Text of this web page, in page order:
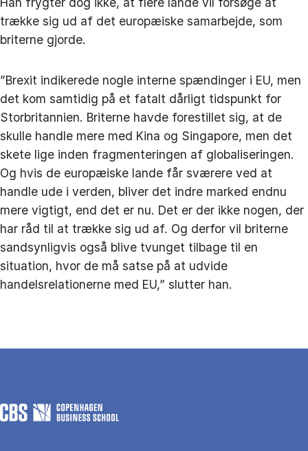
trække sig ud af det europæiske samarbejde, som
briterne gjorde.
”Brexit indikerede nogle interne spændinger i EU, men
det kom samtidig på et fatalt dårligt tidspunkt for
Storbritannien. Briterne havde forestillet sig, at de
skulle handle mere med Kina og Singapore, men det
skete lige inden fragmenteringen af globaliseringen.
Og hvis de europæiske lande får sværere ved at
handle ude i verden, bliver det indre marked endnu
mere vigtigt, end det er nu. Det er der ikke nogen, der
har råd til at trække sig ud af. Og derfor vil briterne
sandsynligvis også blive tvunget tilbage til en
situation, hvor de må satse på at udvide
handelsrelationerne med EU,” slutter han.